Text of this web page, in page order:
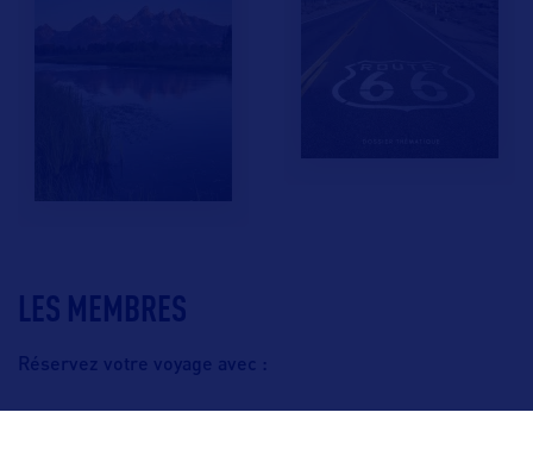
LES MEMBRES
Réservez votre voyage avec :